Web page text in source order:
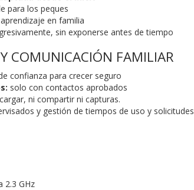
para los peques
en familia
sin exponerse antes de tiempo
COMUNICACIÓN FAMILIAR
confianza para crecer seguro
solo con contactos aprobados
ni compartir ni capturas.
y gestión de tiempos de uso y solicitudes
2.3 GHz